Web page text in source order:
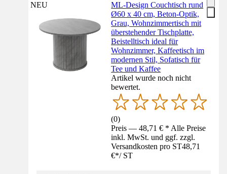
NEU
ML-Design Couchtisch rund
Ø60 x 40 cm, Beton-Optik,
Grau, Wohnzimmertisch mit
überstehender Tischplatte,
Beistelltisch ideal für
Wohnzimmer, Kaffeetisch im
modernen Stil, Sofatisch für
Tee und Kaffee
Artikel wurde noch nicht
bewertet.
(0)
Preis — 48,71 € * Alle Preise
inkl. MwSt. und ggf. zzgl.
Versandkosten pro ST48,71
€*/ ST